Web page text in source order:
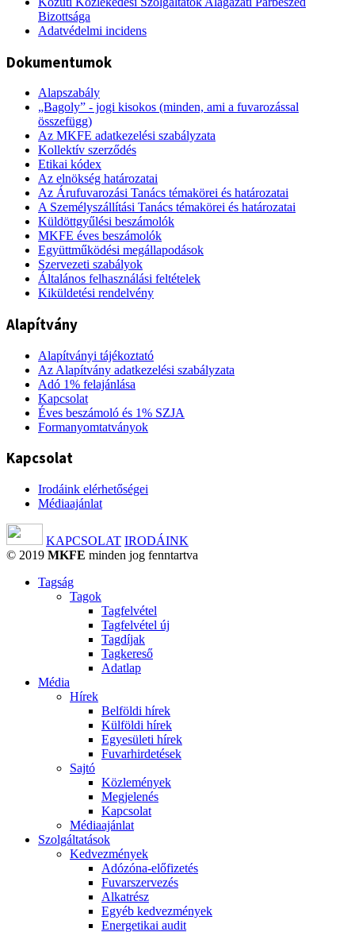
Bizottsága
Adatvédelmi incidens
Dokumentumok
Alapszabály
„Bagoly” - jogi kisokos (minden, ami a fuvarozással
összefügg)
Az MKFE adatkezelési szabályzata
Kollektív szerződés
Etikai kódex
Az elnökség határozatai
Az Árufuvarozási Tanács témakörei és határozatai
A Személyszállítási Tanács témakörei és határozatai
Küldöttgyűlési beszámolók
MKFE éves beszámolók
Együttműködési megállapodások
Szervezeti szabályok
Általános felhasználási feltételek
Kiküldetési rendelvény
Alapítvány
Alapítványi tájékoztató
Az Alapítvány adatkezelési szabályzata
Adó 1% felajánlása
Kapcsolat
Éves beszámoló és 1% SZJA
Formanyomtatványok
Kapcsolat
Irodáink elérhetőségei
Médiaajánlat
KAPCSOLAT IRODÁINK
© 2019 MKFE minden jog fenntartva
Tagság
Tagok
Tagfelvétel
Tagfelvétel új
Tagdíjak
Tagkereső
Adatlap
Média
Hírek
Belföldi hírek
Külföldi hírek
Egyesületi hírek
Fuvarhirdetések
Sajtó
Közlemények
Megjelenés
Kapcsolat
Médiaajánlat
Szolgáltatások
Kedvezmények
Adózóna-előfizetés
Fuvarszervezés
Alkatrész
Egyéb kedvezmények
Energetikai audit